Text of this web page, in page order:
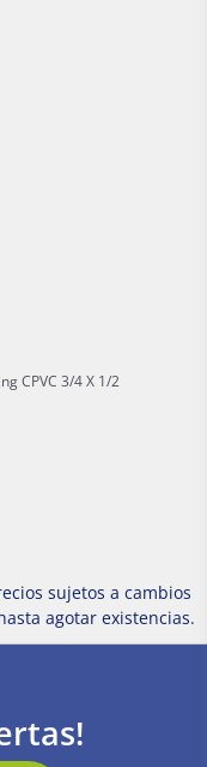
CPVC 3/4 X 1/2
sujetos a cambios
agotar existencias.